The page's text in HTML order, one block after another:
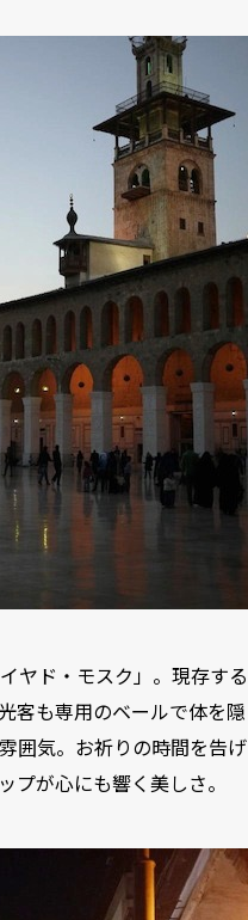
ヤド・モスク」。現存する
客も専用のベールで体を隠
囲気。お祈りの時間を告げ
プが心にも響く美しさ。